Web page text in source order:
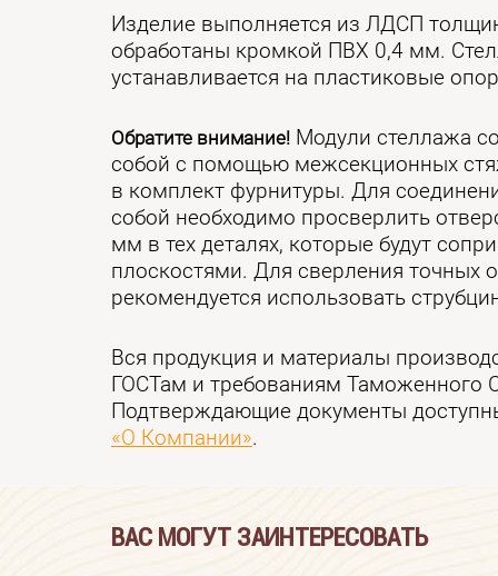
Изделие выполняется из ЛДСП
обработаны кромкой ПВХ 0,4 мм.
устанавливается на пластиковые
Обратите внимание! Модули стеллажа
собой с помощью межсекционных
в комплект фурнитуры. Для
собой необходимо просверлить
мм в тех деталях, которые будут
плоскостями. Для сверления точных
рекомендуется использовать
Вся продукция и материалы
ГОСТам и требованиям Таможенного
Подтверждающие документы
«О Компании».
ВАС МОГУТ ЗАИНТЕРЕСОВАТЬ